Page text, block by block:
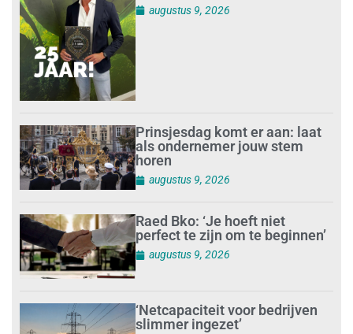
augustus 9, 2026
Prinsjesdag komt er aan: laat
als ondernemer jouw stem
horen
augustus 9, 2026
Raed Bko: ‘Je hoeft niet
perfect te zijn om te beginnen’
augustus 9, 2026
‘Netcapaciteit voor bedrijven
slimmer ingezet’